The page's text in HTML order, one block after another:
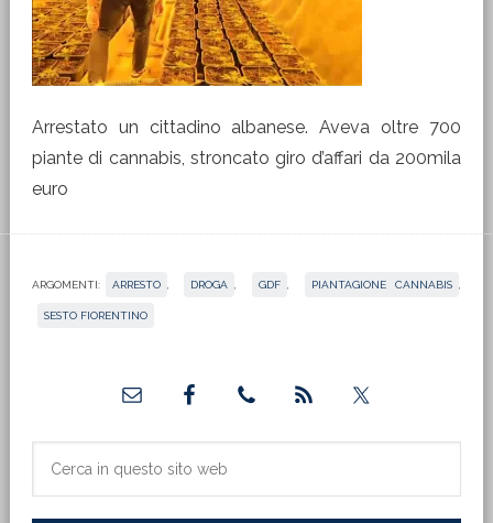
Arrestato un cittadino albanese. Aveva oltre 700
piante di cannabis, stroncato giro d’affari da 200mila
euro
ARGOMENTI: ARRESTO DROGA GDF PIANTAGIONE CANNABIS
SESTO FIORENTINO
primaria